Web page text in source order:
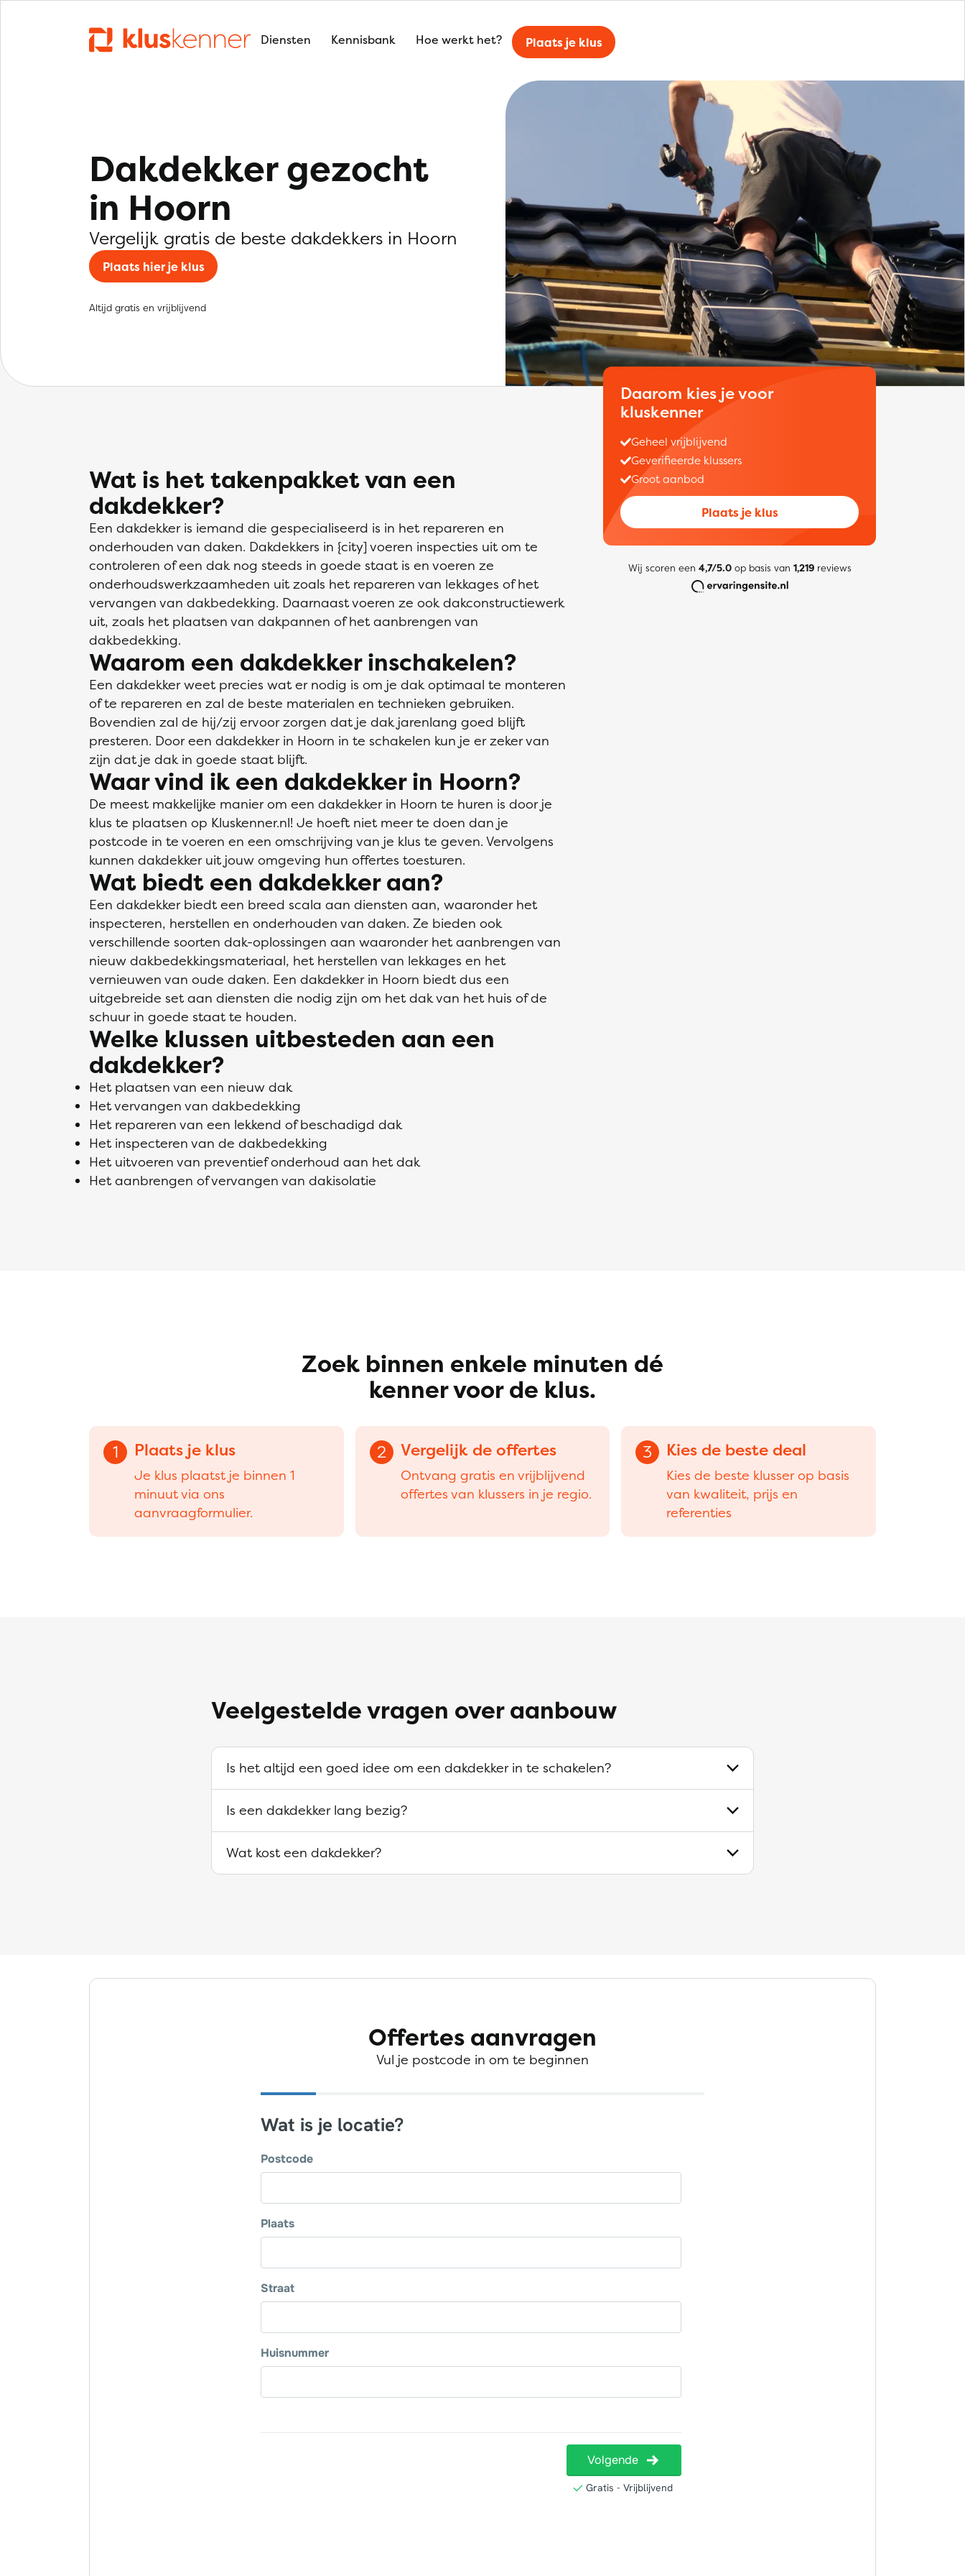
Diensten Kennisbank Hoe werkt het? Plaats je klus
Dakdekker gezocht
in Hoorn
Vergelijk gratis de beste dakdekkers in Hoorn
Plaats hier je klus
Altijd gratis en vrijblijvend
Wat is het takenpakket van een
dakdekker?
Een dakdekker is iemand die gespecialiseerd is in het repareren en
onderhouden van daken. Dakdekkers in {city] voeren inspecties uit om te
controleren of een dak nog steeds in goede staat is en voeren ze
onderhoudswerkzaamheden uit zoals het repareren van lekkages of het
vervangen van dakbedekking. Daarnaast voeren ze ook dakconstructiewerk
uit, zoals het plaatsen van dakpannen of het aanbrengen van
dakbedekking.
Waarom een dakdekker inschakelen?
Een dakdekker weet precies wat er nodig is om je dak optimaal te monteren
of te repareren en zal de beste materialen en technieken gebruiken.
Bovendien zal de hij/zij ervoor zorgen dat je dak jarenlang goed blijft
presteren. Door een dakdekker in Hoorn in te schakelen kun je er zeker van
zijn dat je dak in goede staat blijft.
Waar vind ik een dakdekker in Hoorn?
De meest makkelijke manier om een dakdekker in Hoorn te huren is door je
klus te plaatsen op Kluskenner.nl! Je hoeft niet meer te doen dan je
postcode in te voeren en een omschrijving van je klus te geven. Vervolgens
kunnen dakdekker uit jouw omgeving hun offertes toesturen.
Wat biedt een dakdekker aan?
Een dakdekker biedt een breed scala aan diensten aan, waaronder het
inspecteren, herstellen en onderhouden van daken. Ze bieden ook
verschillende soorten dak-oplossingen aan waaronder het aanbrengen van
nieuw dakbedekkingsmateriaal, het herstellen van lekkages en het
vernieuwen van oude daken. Een dakdekker in Hoorn biedt dus een
uitgebreide set aan diensten die nodig zijn om het dak van het huis of de
schuur in goede staat te houden.
Welke klussen uitbesteden aan een
dakdekker?
Het plaatsen van een nieuw dak
Het vervangen van dakbedekking
Het repareren van een lekkend of beschadigd dak
Het inspecteren van de dakbedekking
Het uitvoeren van preventief onderhoud aan het dak
Het aanbrengen of vervangen van dakisolatie
Daarom kies je voor
kluskenner
Geheel vrijblijvend
Geverifieerde klussers
Groot aanbod
Plaats je klus
Wij scoren een 4,7/5.0op basis van 1,219reviews
Zoek binnen enkele minuten dé
kenner voor de klus.
1 Plaats je klus
Je klus plaatst je binnen 1
minuut via ons
aanvraagformulier.
2 Vergelijk de offertes
Ontvang gratis en vrijblijvend
offertes van klussers in je regio.
3 Kies de beste deal
Kies de beste klusser op basis
van kwaliteit, prijs en
referenties
Veelgestelde vragen over aanbouw
Is het altijd een goed idee om een dakdekker in te schakelen?
Is een dakdekker lang bezig?
Wat kost een dakdekker?
Offertes aanvragen
Vul je postcode in om te beginnen